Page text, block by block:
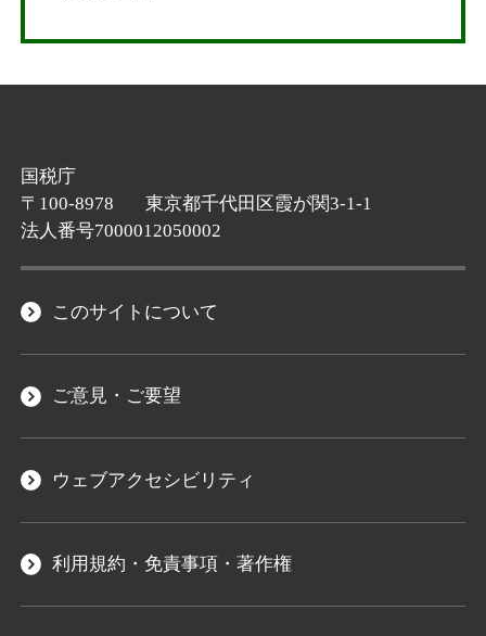
国税庁
〒100-8978
東京都千代田区霞が関3-1-1
法人番号7000012050002
このサイトについて
ご意見・ご要望
ウェブアクセシビリティ
利用規約・免責事項・著作権